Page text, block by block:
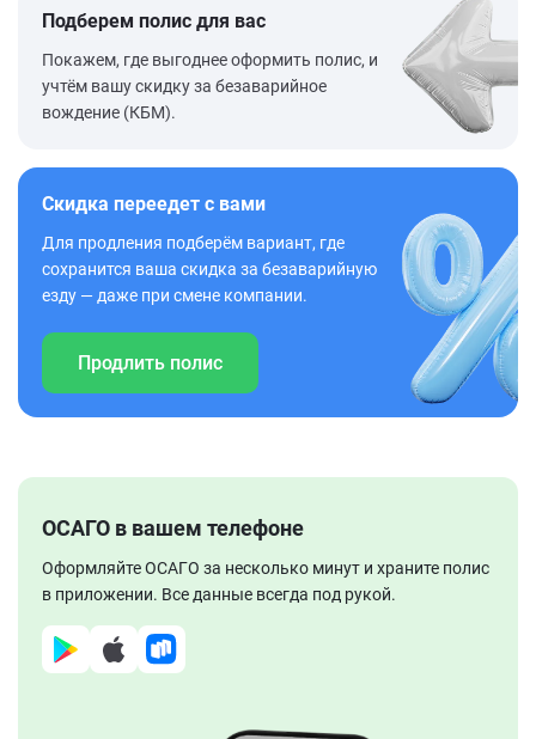
Подберем полис для вас
Покажем, где выгоднее оформить полис, и
учтём вашу скидку за безаварийное
вождение (КБМ).
Скидка переедет с вами
Для продления подберём вариант, где
сохранится ваша скидка за безаварийную
езду — даже при смене компании.
Продлить полис
ОСАГО в вашем телефоне
Оформляйте ОСАГО за несколько минут и храните полис
в приложении. Все данные всегда под рукой.